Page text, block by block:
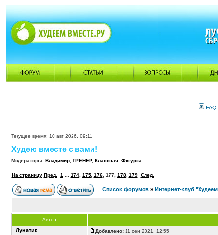
FAQ
Текущее время: 10 авг 2026, 09:11
Худею вместе с вами!
Модераторы: Владимир, ТРЕНЕР, Классная_Фигурка
На страницу Пред. 1 174, 175, 176, 177, 178, 179 След.
Список форумов» Интернет-клуб
Автор
Лунатик Добавлено:11 сен 2021, 12:55